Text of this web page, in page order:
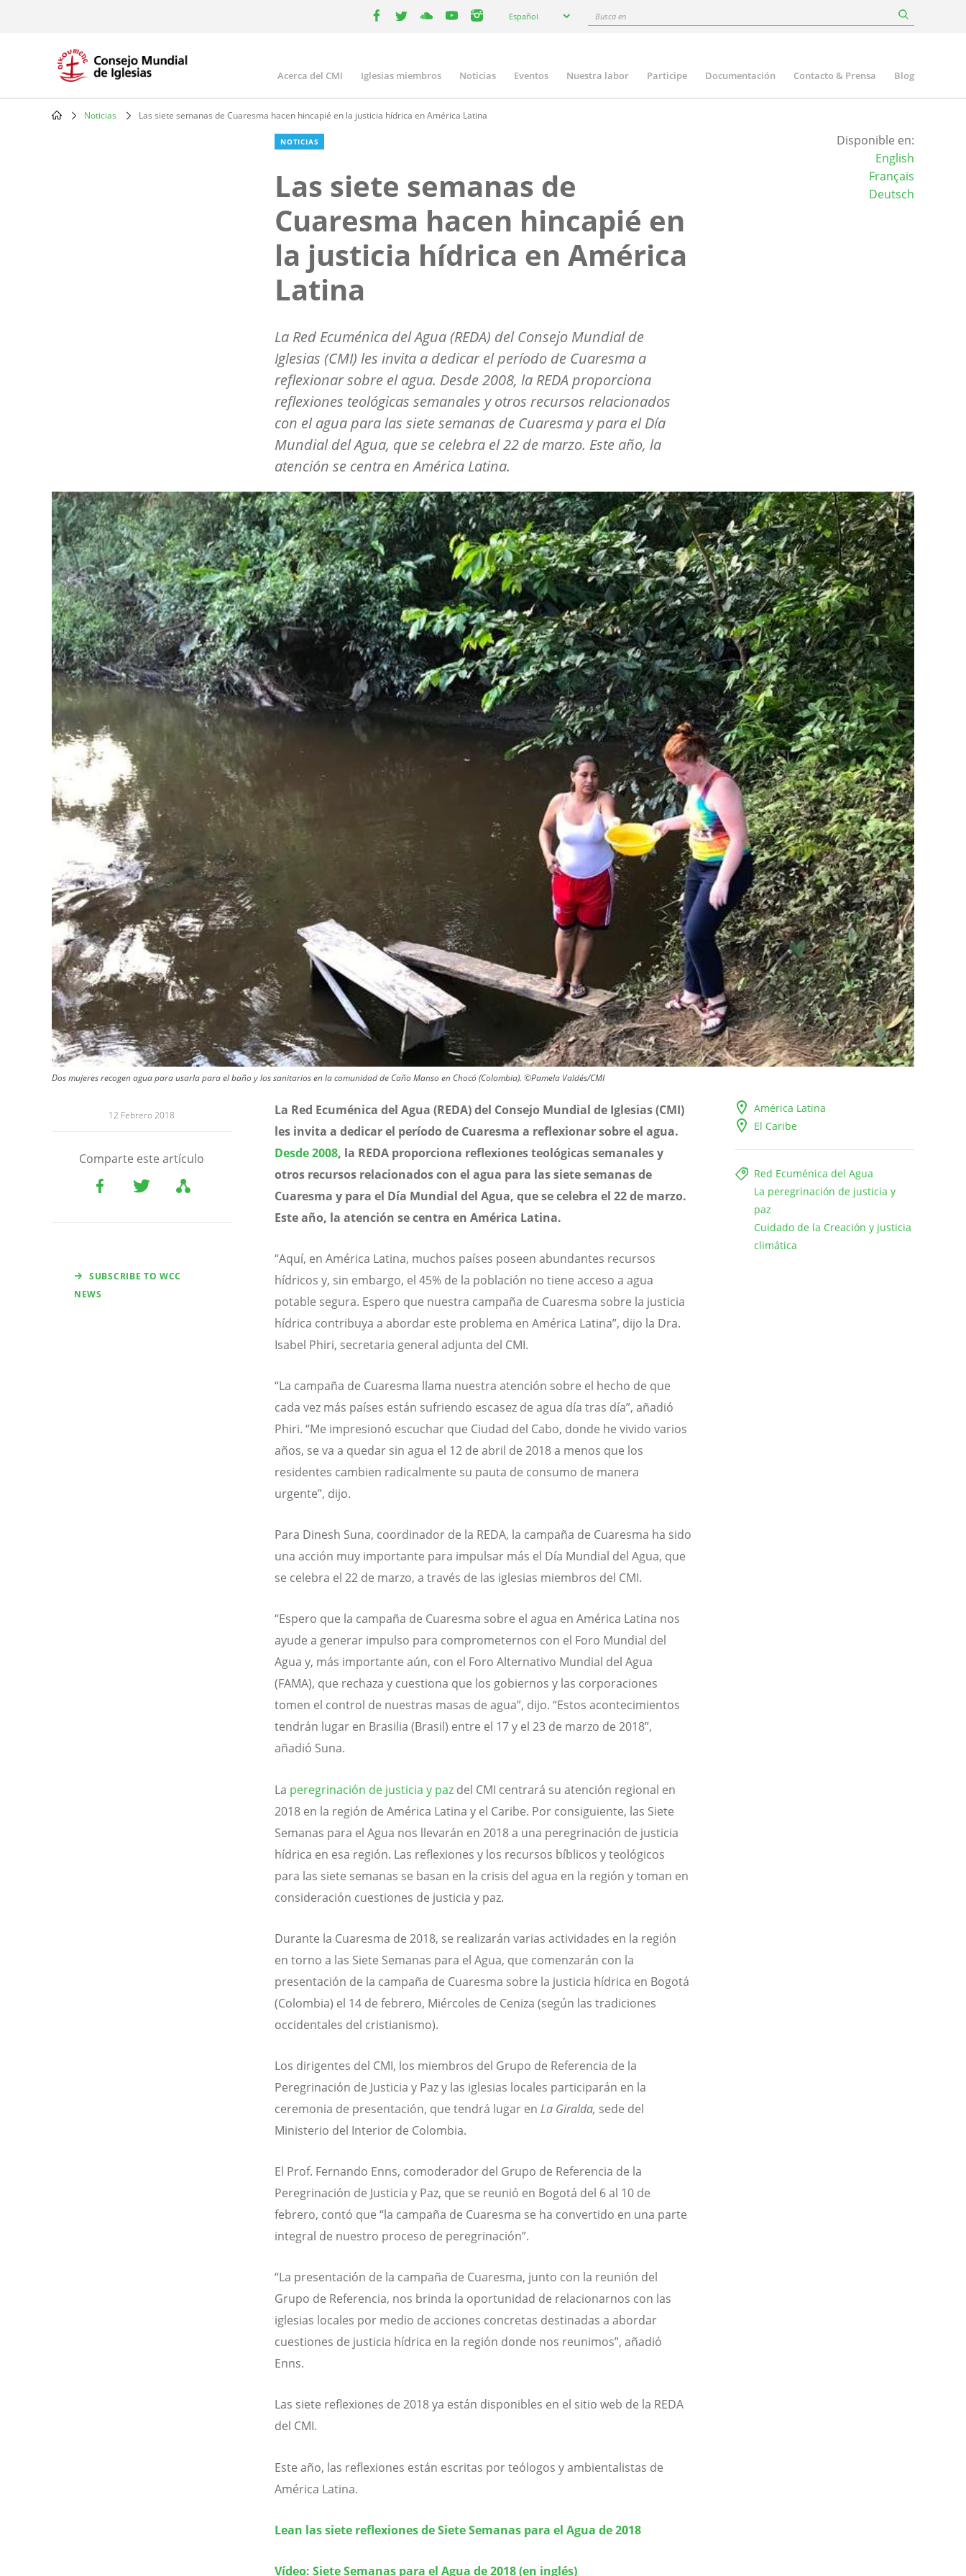
your
Español
Busca
Main
navigation
Acerca del CMI Iglesias miembros Noticias Eventos Nuestra labor Participe Documentación Contacto & Prensa Blog
Noticias Las siete semanas de Cuaresma hacen hincapié en la justicia hídrica en América Latina
NOTICIAS
Las siete semanas de
Cuaresma hacen hincapié en
la justicia hídrica en América
Latina
La Red Ecuménica del Agua (REDA) del Consejo Mundial de
Iglesias (CMI) les invita a dedicar el período de Cuaresma a
reflexionar sobre el agua. Desde 2008, la REDA proporciona
reflexiones teológicas semanales y otros recursos relacionados
con el agua para las siete semanas de Cuaresma y para el Día
Mundial del Agua, que se celebra el 22 de marzo. Este año, la
atención se centra en América Latina.
Disponible en:
English
Français
Deutsch
Image
Dos mujeres recogen agua para usarla para el baño y los sanitarios en la comunidad de Caño Manso en Chocó (Colombia). ©Pamela Valdés/CMI
12 Febrero 2018
Comparte este artículo
SUBSCRIBE TO WCC
NEWS
América Latina
El Caribe
Red Ecuménica del Agua
La peregrinación de justicia y
paz
Cuidado de la Creación y justicia
climática
La Red Ecuménica del Agua (REDA) del Consejo Mundial de Iglesias (CMI)
les invita a dedicar el período de Cuaresma a reflexionar sobre el agua.
Desde 2008, la REDA proporciona reflexiones teológicas semanales y
otros recursos relacionados con el agua para las siete semanas de
Cuaresma y para el Día Mundial del Agua, que se celebra el 22 de marzo.
Este año, la atención se centra en América Latina.
“Aquí, en América Latina, muchos países poseen abundantes recursos
hídricos y, sin embargo, el 45% de la población no tiene acceso a agua
potable segura. Espero que nuestra campaña de Cuaresma sobre la justicia
hídrica contribuya a abordar este problema en América Latina”, dijo la Dra.
Isabel Phiri, secretaria general adjunta del CMI.
“La campaña de Cuaresma llama nuestra atención sobre el hecho de que
cada vez más países están sufriendo escasez de agua día tras día”, añadió
Phiri. “Me impresionó escuchar que Ciudad del Cabo, donde he vivido varios
años, se va a quedar sin agua el 12 de abril de 2018 a menos que los
residentes cambien radicalmente su pauta de consumo de manera
urgente”, dijo.
Para Dinesh Suna, coordinador de la REDA, la campaña de Cuaresma ha sido
una acción muy importante para impulsar más el Día Mundial del Agua, que
se celebra el 22 de marzo, a través de las iglesias miembros del CMI.
“Espero que la campaña de Cuaresma sobre el agua en América Latina nos
ayude a generar impulso para comprometernos con el Foro Mundial del
Agua y, más importante aún, con el Foro Alternativo Mundial del Agua
(FAMA), que rechaza y cuestiona que los gobiernos y las corporaciones
tomen el control de nuestras masas de agua”, dijo. “Estos acontecimientos
tendrán lugar en Brasilia (Brasil) entre el 17 y el 23 de marzo de 2018”,
añadió Suna.
La peregrinación de justicia y paz del CMI centrará su atención regional en
2018 en la región de América Latina y el Caribe. Por consiguiente, las Siete
Semanas para el Agua nos llevarán en 2018 a una peregrinación de justicia
hídrica en esa región. Las reflexiones y los recursos bíblicos y teológicos
para las siete semanas se basan en la crisis del agua en la región y toman en
consideración cuestiones de justicia y paz.
Durante la Cuaresma de 2018, se realizarán varias actividades en la región
en torno a las Siete Semanas para el Agua, que comenzarán con la
presentación de la campaña de Cuaresma sobre la justicia hídrica en Bogotá
(Colombia) el 14 de febrero, Miércoles de Ceniza (según las tradiciones
occidentales del cristianismo).
Los dirigentes del CMI, los miembros del Grupo de Referencia de la
Peregrinación de Justicia y Paz y las iglesias locales participarán en la
ceremonia de presentación, que tendrá lugar en La Giralda, sede del
Ministerio del Interior de Colombia.
El Prof. Fernando Enns, comoderador del Grupo de Referencia de la
Peregrinación de Justicia y Paz, que se reunió en Bogotá del 6 al 10 de
febrero, contó que “la campaña de Cuaresma se ha convertido en una parte
integral de nuestro proceso de peregrinación”.
“La presentación de la campaña de Cuaresma, junto con la reunión del
Grupo de Referencia, nos brinda la oportunidad de relacionarnos con las
iglesias locales por medio de acciones concretas destinadas a abordar
cuestiones de justicia hídrica en la región donde nos reunimos”, añadió
Enns.
Las siete reflexiones de 2018 ya están disponibles en el sitio web de la REDA
del CMI.
Este año, las reflexiones están escritas por teólogos y ambientalistas de
América Latina.
Lean las siete reflexiones de Siete Semanas para el Agua de 2018
Vídeo: Siete Semanas para el Agua de 2018 (en inglés)